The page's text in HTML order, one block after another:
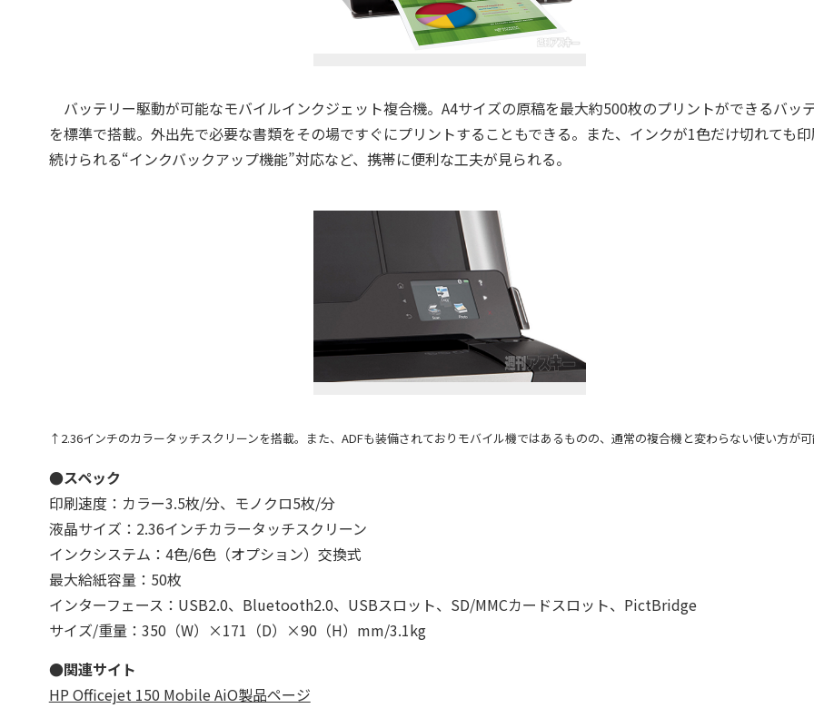
バッテリー駆動が可能なモバイルインクジェット複合機。A4サイズの原稿を最大約500枚のプリントができるバッ
を標準で搭載。外出先で必要な書類をその場ですぐにプリントすることもできる。また、インクが1色だけ切れても
続けられる“インクバックアップ機能”対応など、携帯に便利な工夫が見られる。
↑2.36インチのカラータッチスクリーンを搭載。また、ADFも装備されておりモバイル機ではあるものの、通常の複合機と変わらない使い方が
●スペック
印刷速度：カラー3.5枚/分、モノクロ5枚/分
液晶サイズ：2.36インチカラータッチスクリーン
インクシステム：4色/6色（オプション）交換式
最大給紙容量：50枚
インターフェース：USB2.0、Bluetooth2.0、USBスロット、SD/MMCカードスロット、PictBridge
サイズ/重量：350（W）×171（D）×90（H）mm/3.1kg
●関連サイト
HP Officejet 150 Mobile AiO製品ページ